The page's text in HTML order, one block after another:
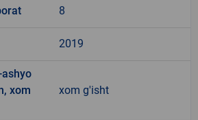
8
2019
xom
xom g'isht